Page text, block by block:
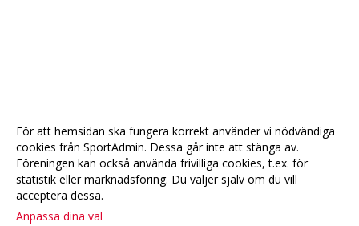
För att hemsidan ska fungera korrekt använder vi nödvändiga
cookies från SportAdmin. Dessa går inte att stänga av.
Föreningen kan också använda frivilliga cookies, t.ex. för
statistik eller marknadsföring. Du väljer själv om du vill
acceptera dessa.
Anpassa dina val